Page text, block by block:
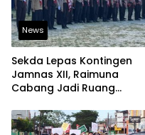
News
Sekda Lepas Kontingen
Jamnas XII, Raimuna
Cabang Jadi Ruang
dan Berjiwa Pemimpin